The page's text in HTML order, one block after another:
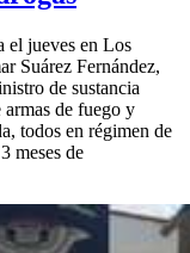
el jueves en Los
Suárez Fernández,
de sustancia
de fuego y
todos en régimen de
meses de